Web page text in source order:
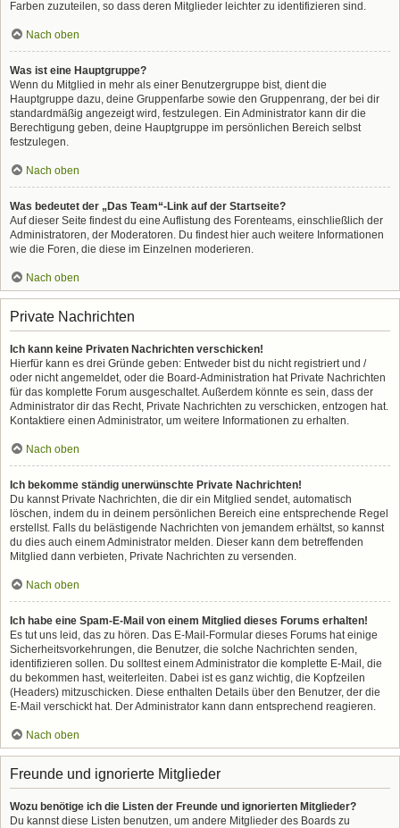
Farben zuzuteilen, so dass deren Mitglieder leichter zu identifizieren sind.
Nach oben
Was ist eine Hauptgruppe?
Wenn du Mitglied in mehr als einer Benutzergruppe bist, dient die
Hauptgruppe dazu, deine Gruppenfarbe sowie den Gruppenrang, der bei dir
standardmäßig angezeigt wird, festzulegen. Ein Administrator kann dir die
Berechtigung geben, deine Hauptgruppe im persönlichen Bereich selbst
festzulegen.
Nach oben
Was bedeutet der „Das Team“-Link auf der Startseite?
Auf dieser Seite findest du eine Auflistung des Forenteams, einschließlich der
Administratoren, der Moderatoren. Du findest hier auch weitere Informationen
wie die Foren, die diese im Einzelnen moderieren.
Nach oben
Private Nachrichten
Ich kann keine Privaten Nachrichten verschicken!
Hierfür kann es drei Gründe geben: Entweder bist du nicht registriert und /
oder nicht angemeldet, oder die Board-Administration hat Private Nachrichten
für das komplette Forum ausgeschaltet. Außerdem könnte es sein, dass der
Administrator dir das Recht, Private Nachrichten zu verschicken, entzogen hat.
Kontaktiere einen Administrator, um weitere Informationen zu erhalten.
Nach oben
Ich bekomme ständig unerwünschte Private Nachrichten!
Du kannst Private Nachrichten, die dir ein Mitglied sendet, automatisch
löschen, indem du in deinem persönlichen Bereich eine entsprechende Regel
erstellst. Falls du belästigende Nachrichten von jemandem erhältst, so kannst
du dies auch einem Administrator melden. Dieser kann dem betreffenden
Mitglied dann verbieten, Private Nachrichten zu versenden.
Nach oben
Ich habe eine Spam-E-Mail von einem Mitglied dieses Forums erhalten!
Es tut uns leid, das zu hören. Das E-Mail-Formular dieses Forums hat einige
Sicherheitsvorkehrungen, die Benutzer, die solche Nachrichten senden,
identifizieren sollen. Du solltest einem Administrator die komplette E-Mail, die
du bekommen hast, weiterleiten. Dabei ist es ganz wichtig, die Kopfzeilen
(Headers) mitzuschicken. Diese enthalten Details über den Benutzer, der die
E-Mail verschickt hat. Der Administrator kann dann entsprechend reagieren.
Nach oben
Freunde und ignorierte Mitglieder
Wozu benötige ich die Listen der Freunde und ignorierten Mitglieder?
Du kannst diese Listen benutzen, um andere Mitglieder des Boards zu